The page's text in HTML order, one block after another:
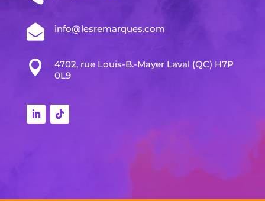
 info@lesremarques.com

4702, rue Louis-B.-Mayer Laval (QC) H7P
0L9